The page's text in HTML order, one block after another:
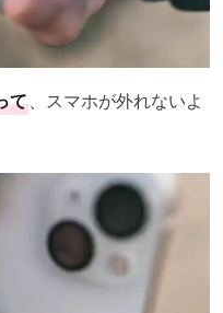
て、スマホが外れないよ